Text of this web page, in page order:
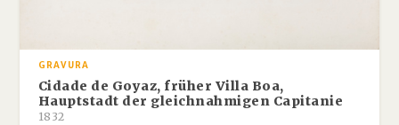
GRAVURA
Cidade de Goyaz, früher Villa Boa,
Hauptstadt der gleichnahmigen Capitanie
1832